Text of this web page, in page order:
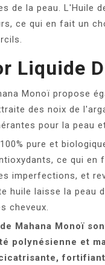
de la peau. L'Huile
ce qui en fait un
Liquide
Monoï propose
des noix de
pour la peau
pure et
ce qui en
imperfections, et
huile laisse la peau
cheveux.
Mahana Monoï
polynésienne et